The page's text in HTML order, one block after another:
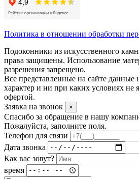
Политика в отношении обработки
Подоконники из искусственного
права защищены. Использование
разрешения запрещено.
Все представленные на сайте
характер и ни при каких условиях не
офертой.
Заявка на звонок
×
Спасибо за обращение в нашу
Пожалуйста, заполните поля.
Телефон для связи
Дата звонка
Как вас зовут?
время